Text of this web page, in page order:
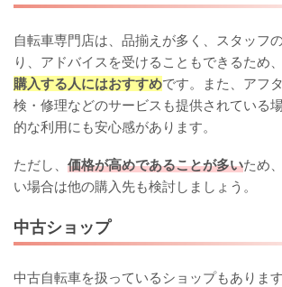
自転車専門店は、品揃えが多く、スタッフ
り、アドバイスを受けることもできるため、
購入する人にはおすすめです。また、アフ
検・修理などのサービスも提供されている
的な利用にも安心感があります。
ただし、 価格が高めであることが多いため
い場合は他の購入先も検討しましょう。
中古ショップ
中古自転車を扱っているショップもありま